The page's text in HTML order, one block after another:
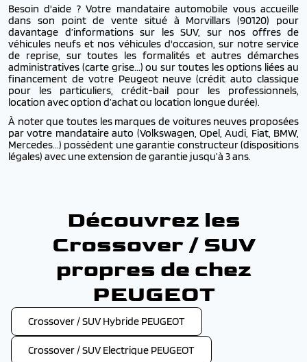
Besoin d'aide ? Votre mandataire automobile vous accueille
dans son point de vente situé à Morvillars (90120) pour
davantage d’informations sur les SUV, sur nos offres de
véhicules neufs et nos véhicules d'occasion, sur notre service
de reprise, sur toutes les formalités et autres démarches
administratives (carte grise...) ou sur toutes les options liées au
financement de votre Peugeot neuve (crédit auto classique
pour les particuliers, crédit-bail pour les professionnels,
location avec option d’achat ou location longue durée).
À noter que toutes les marques de voitures neuves proposées
par votre mandataire auto (Volkswagen, Opel, Audi, Fiat, BMW,
Mercedes...) possèdent une garantie constructeur (dispositions
légales) avec une extension de garantie jusqu’à 3 ans.
Découvrez les
Crossover / SUV
propres de chez
PEUGEOT
Crossover / SUV Hybride PEUGEOT
Crossover / SUV Electrique PEUGEOT